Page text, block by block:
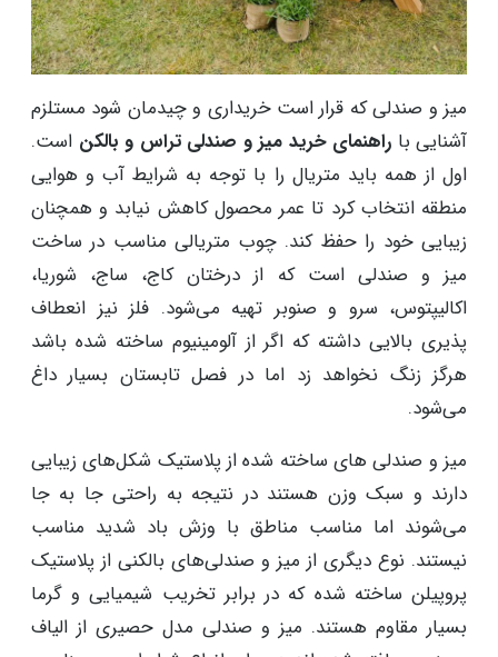
میز و صندلی که قرار است خریداری و چیدمان شود مستلزم
آشنایی باراهنمای خرید میز و صندلی تراس و بالکناست.
اول از همه باید متریال را با توجه به شرایط آب و هوایی
منطقه انتخاب کرد تا عمر محصول کاهش نیابد و همچنان
زیبایی خود را حفظ کند. چوب متریالی مناسب در ساخت
میز و صندلی است که از درختان کاج، ساج، شوریا،
اکالیپتوس، سرو و صنوبر تهیه می‌شود. فلز نیز انعطاف
پذیری بالایی داشته که اگر از آلومینیوم ساخته شده باشد
هرگز زنگ نخواهد زد اما در فصل تابستان بسیار داغ
می‌شود.
میز و صندلی های ساخته شده از پلاستیک شکل‌های زیبایی
دارند و سبک وزن هستند در نتیجه به راحتی جا به جا
می‌شوند اما مناسب مناطق با وزش باد شدید مناسب
نیستند. نوع دیگری از میز و صندلی‌های بالکنی از پلاستیک
پروپیلن ساخته شده که در برابر تخریب شیمیایی و گرما
بسیار مقاوم هستند. میز و صندلی مدل حصیری از الیاف